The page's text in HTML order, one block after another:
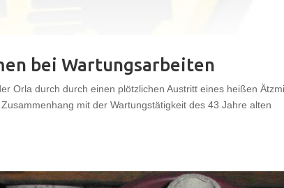
bei Wartungsarbeiten
Orla durch durch einen plötzlichen Austritt eines heißen
mit der Wartungstätigkeit des 43 Jahre alten